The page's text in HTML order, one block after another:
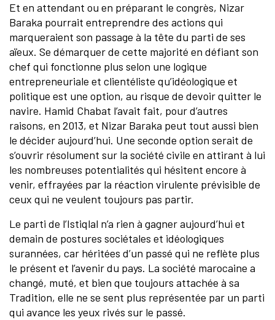
Et en attendant ou en préparant le congrès, Nizar
Baraka pourrait entreprendre des actions qui
marqueraient son passage à la tête du parti de ses
aïeux. Se démarquer de cette majorité en défiant son
chef qui fonctionne plus selon une logique
entrepreneuriale et clientéliste qu’idéologique et
politique est une option, au risque de devoir quitter le
navire. Hamid Chabat l’avait fait, pour d’autres
raisons, en 2013, et Nizar Baraka peut tout aussi bien
le décider aujourd’hui. Une seconde option serait de
s’ouvrir résolument sur la société civile en attirant à lui
les nombreuses potentialités qui hésitent encore à
venir, effrayées par la réaction virulente prévisible de
ceux qui ne veulent toujours pas partir.
Le parti de l’Istiqlal n’a rien à gagner aujourd’hui et
demain de postures sociétales et idéologiques
surannées, car héritées d’un passé qui ne reflète plus
le présent et l’avenir du pays. La société marocaine a
changé, muté, et bien que toujours attachée à sa
Tradition, elle ne se sent plus représentée par un parti
qui avance les yeux rivés sur le passé.